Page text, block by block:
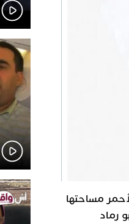
مساحتها
رماد